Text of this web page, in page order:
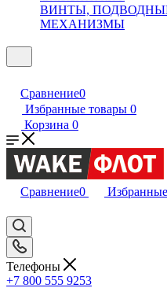
ВИНТЫ,
МЕХАНИЗМЫ
Сравнение0
Избранные товары 0
Корзина 0
Сравнение0
Телефоны
+7 800 555 9253